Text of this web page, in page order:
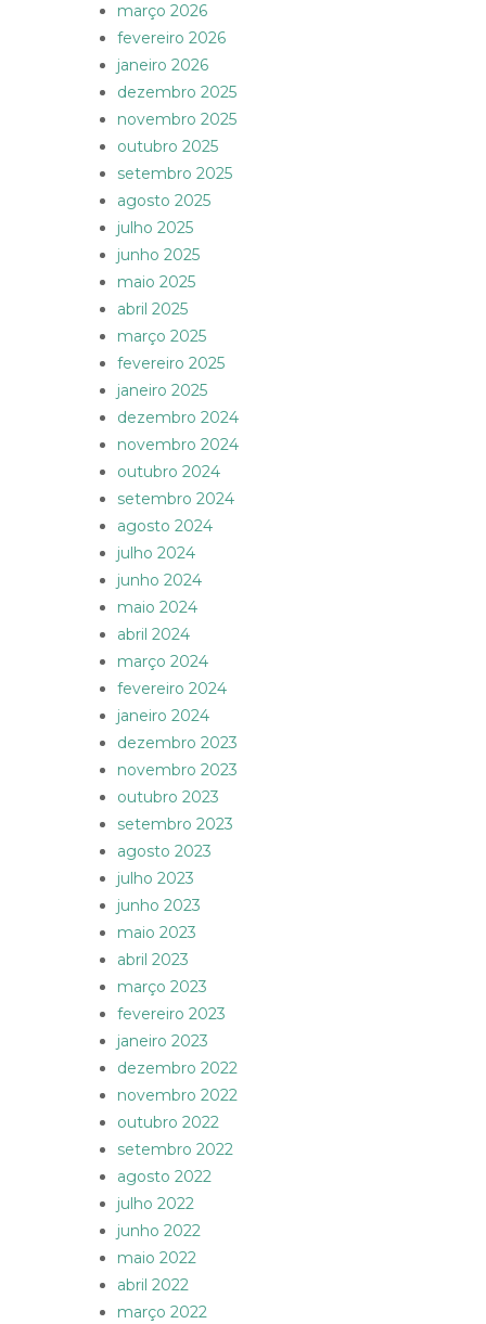
março 2026
fevereiro 2026
janeiro 2026
dezembro 2025
novembro 2025
outubro 2025
setembro 2025
agosto 2025
julho 2025
junho 2025
maio 2025
abril 2025
março 2025
fevereiro 2025
janeiro 2025
dezembro 2024
novembro 2024
outubro 2024
setembro 2024
agosto 2024
julho 2024
junho 2024
maio 2024
abril 2024
março 2024
fevereiro 2024
janeiro 2024
dezembro 2023
novembro 2023
outubro 2023
setembro 2023
agosto 2023
julho 2023
junho 2023
maio 2023
abril 2023
março 2023
fevereiro 2023
janeiro 2023
dezembro 2022
novembro 2022
outubro 2022
setembro 2022
agosto 2022
julho 2022
junho 2022
maio 2022
abril 2022
março 2022